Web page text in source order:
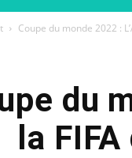
Coupe du monde 2022 :
du
la